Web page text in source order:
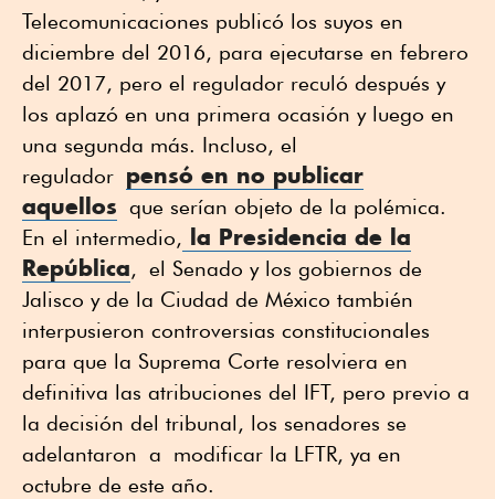
Telecomunicaciones publicó los suyos en
diciembre del 2016, para ejecutarse en febrero
del 2017, pero el regulador reculó después y
los aplazó en una primera ocasión y luego en
una segunda más. Incluso, el
regulador pensó en no publicar
aquellos que serían objeto de la polémica.
En el intermedio, la Presidencia de la
República, el Senado y los gobiernos de
Jalisco y de la Ciudad de México también
interpusieron controversias constitucionales
para que la Suprema Corte resolviera en
definitiva las atribuciones del IFT, pero previo a
la decisión del tribunal, los senadores se
adelantaron a modificar la LFTR, ya en
octubre de este año.